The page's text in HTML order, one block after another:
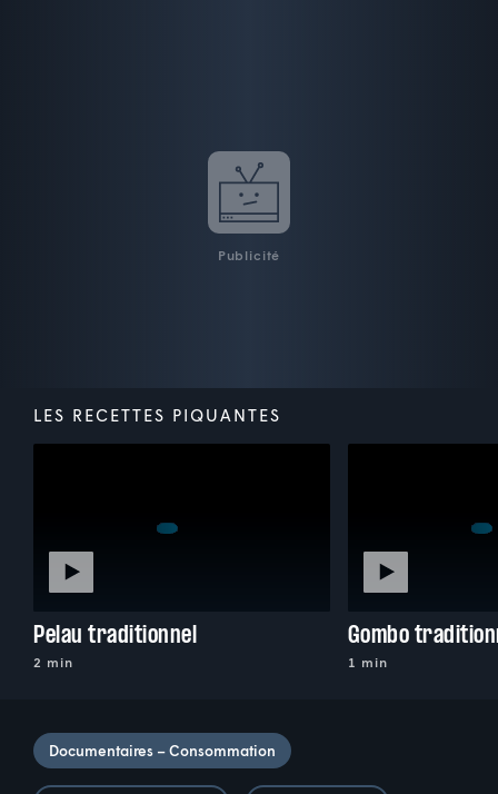
Publicité
LES RECETTES PIQUANTES
Pelau traditionnel
2 min
Gombo
1 min
Documentaires – Consommation